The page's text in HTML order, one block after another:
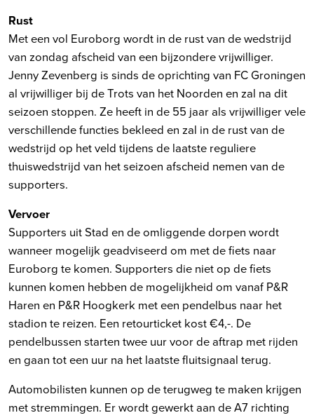
Rust
Met een vol Euroborg wordt in de rust van de wedstrijd
van zondag afscheid van een bijzondere vrijwilliger.
Jenny Zevenberg is sinds de oprichting van FC Groningen
al vrijwilliger bij de Trots van het Noorden en zal na dit
seizoen stoppen. Ze heeft in de 55 jaar als vrijwilliger vele
verschillende functies bekleed en zal in de rust van de
wedstrijd op het veld tijdens de laatste reguliere
thuiswedstrijd van het seizoen afscheid nemen van de
supporters.
Vervoer
Supporters uit Stad en de omliggende dorpen wordt
wanneer mogelijk geadviseerd om met de fiets naar
Euroborg te komen. Supporters die niet op de fiets
kunnen komen hebben de mogelijkheid om vanaf P&R
Haren en P&R Hoogkerk met een pendelbus naar het
stadion te reizen. Een retourticket kost €4,-. De
pendelbussen starten twee uur voor de aftrap met rijden
en gaan tot een uur na het laatste fluitsignaal terug.
Automobilisten kunnen op de terugweg te maken krijgen
met stremmingen. Er wordt gewerkt aan de A7 richting